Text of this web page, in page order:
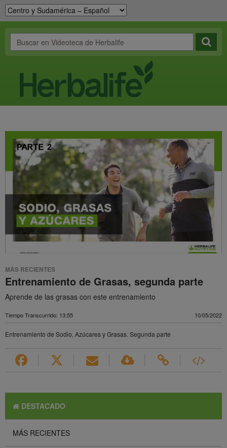
MÁS RECIENTES
Entrenamiento de Grasas, segunda parte
Aprende de las grasas con este entrenamiento
Tiempo Transcurrido: 13:55 10/05/2022
Entrenamiento de Sodio, Azúcares y Grasas. Segunda parte
DESTACADO
MÁS RECIENTES